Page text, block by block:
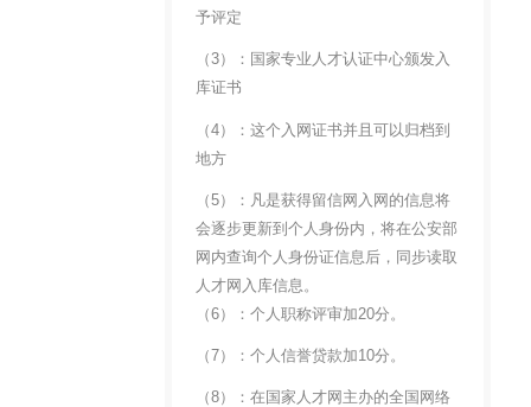
予评定
（3）：国家专业人才认证中心颁发入
库证书
（4）：这个入网证书并且可以归档到
地方
（5）：凡是获得留信网入网的信息将
会逐步更新到个人身份内，将在公安部
网内查询个人身份证信息后，同步读取
人才网入库信息。
（6）：个人职称评审加20分。
（7）：个人信誉贷款加10分。
（8）：在国家人才网主办的全国网络